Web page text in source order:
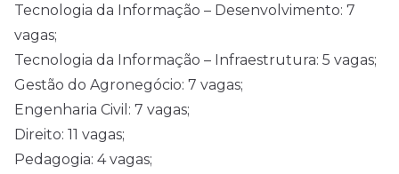
Tecnologia da Informação – Desenvolvimento: 7
vagas;
Tecnologia da Informação – Infraestrutura: 5 vagas;
Gestão do Agronegócio: 7 vagas;
Engenharia Civil: 7 vagas;
Direito: 11 vagas;
Pedagogia: 4 vagas;